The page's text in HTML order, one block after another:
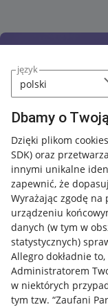
język
Dbamy o
Dzięki plikom
SDK) oraz
innymi unikalne
zapewnić, że
Wyrażając zgodę
urządzeniu
danych (w tym w
statystycznych)
Allegro dokładnie
Administratorem
w niektórych
tym tzw. “Zaufani